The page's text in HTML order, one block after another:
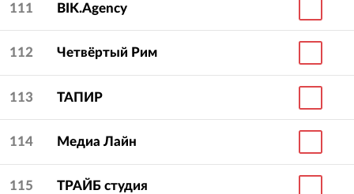
111 BIK.Agency
112 Четвёртый Рим
113 ТАПИР
114 Медиа Лайн
115 ТРАЙБ студия